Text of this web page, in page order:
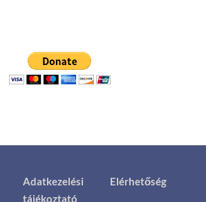
Adatkezelési
tájékoztató
Elérhetőség